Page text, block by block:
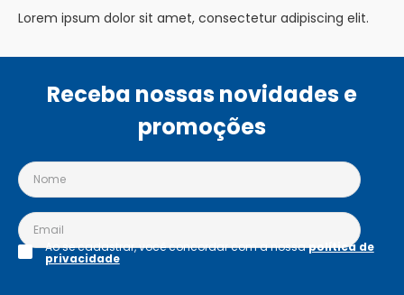
Lorem ipsum dolor sit amet, consectetur adipiscing elit.
Receba nossas novidades e
promoções
Ao se cadastrar, você concordar com a nossapolítica de
privacidade